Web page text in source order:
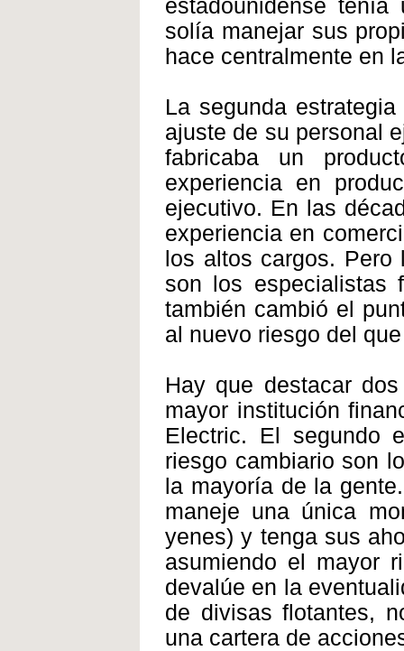
estadounidense
solía manejar sus
hace centralmente en
La segunda
ajuste de su personal
fabricaba un
experiencia en
ejecutivo. En las
experiencia en
los altos cargos.
son los especialistas
también cambió el
al nuevo riesgo del
Hay que destacar
mayor institución
Electric. El segundo
riesgo cambiario son
la mayoría de la
maneje una única
yenes) y tenga sus
asumiendo el mayor
devalúe en la
de divisas flotantes,
una cartera de